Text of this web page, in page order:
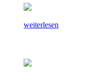
weiterlesen